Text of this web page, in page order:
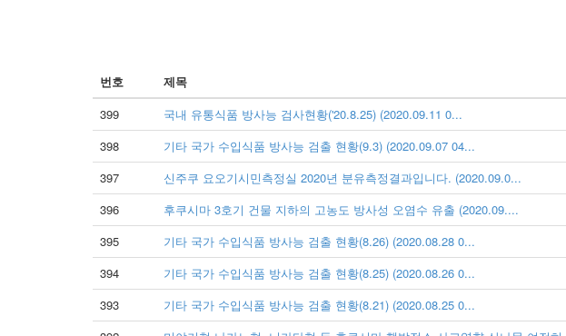
번호
제목
399
국내 유통식품 방사능 검사현황('20.8.25) (2020.09.11 0...
398
기타 국가 수입식품 방사능 검출 현황(9.3) (2020.09.07 04...
397
신주쿠 요오기시민측정실 2020년 분유측정결과입니다. (2020.09.0...
396
후쿠시마 3호기 건물 지하의 고농도 방사성 오염수 유출 (2020.09....
395
기타 국가 수입식품 방사능 검출 현황(8.26) (2020.08.28 0...
394
기타 국가 수입식품 방사능 검출 현황(8.25) (2020.08.26 0...
393
기타 국가 수입식품 방사능 검출 현황(8.21) (2020.08.25 0...